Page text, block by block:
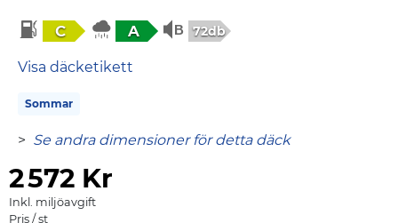
C A 72db
Visa däcketikett
Sommar
> Se andra dimensioner för detta däck
2572 Kr
Inkl. miljöavgift
Pris / st